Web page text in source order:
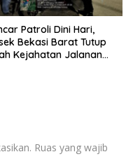
Patroli Dini Hari,
Bekasi Barat Tutup
Kejahatan Jalanan
Ruas yang wajib